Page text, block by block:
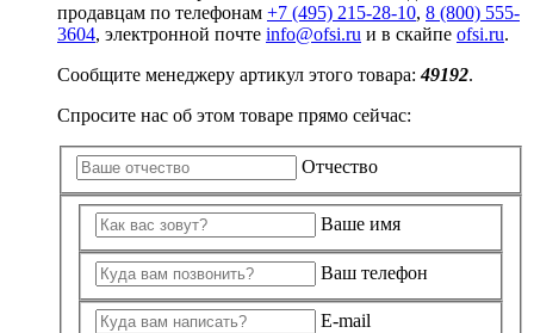
продавцам по телефонам +7 (495) 215-28-10, 8 (800) 555-
3604, электронной почте info@ofsi.ru и в скайпе ofsi.ru.
Сообщите менеджеру артикул этого товара:49192.
Спросите нас об этом товаре прямо сейчас:
Отчество
Ваше имя
Ваш телефон
E-mail